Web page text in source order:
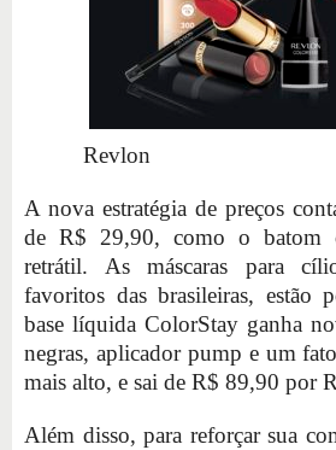
Revlon
A nova estratégia de preços
de R$ 29,90, como o batom
retrátil. As máscaras para
favoritos das brasileiras, estão
base líquida ColorStay ganha
negras, aplicador pump e um
mais alto, e sai de R$ 89,90 por
Além disso, para reforçar sua